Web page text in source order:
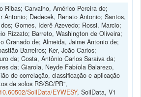
Ribas; Carvalho, Américo Pereira de;
Antonio; Dedecek, Renato Antonio; Santos,
Gomes, Iderê Azevedo; Rossi, Marcio;
Rizzato; Barreto, Washington de Oliveira;
Granado de; Almeida, Jaime Antonio de;
Barreiros; Ker, João Carlos;
da; Costa, Antônio Carlos Saraiva da;
da; Giarola, Neyde Fabíola Balarezo,
de correlação, classificação e aplicação
de solos RS/SC/PR",
SoilData/EYWESY, SoilData, V1